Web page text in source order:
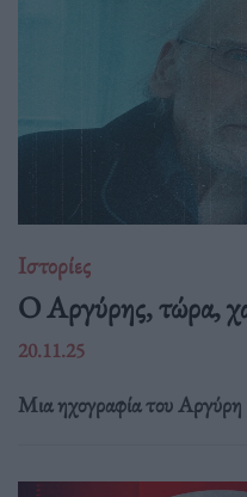
Ιστορίες
Ο Αργύρης, τώρα,
20.11.25
Μια ηχογραφία του